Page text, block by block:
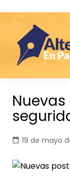
contenido
19 de mayo